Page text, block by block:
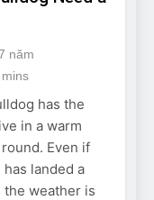
năm
has the
in a warm
Even if
landed a
the weather is